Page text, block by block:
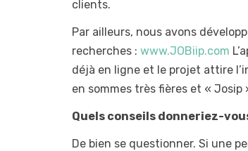
clients.
Par ailleurs, nous avons
recherches : www.JOBiip.com
déjà en ligne et le projet attire
en sommes très fières et «
Quels conseils donneriez-
De bien se questionner. Si une